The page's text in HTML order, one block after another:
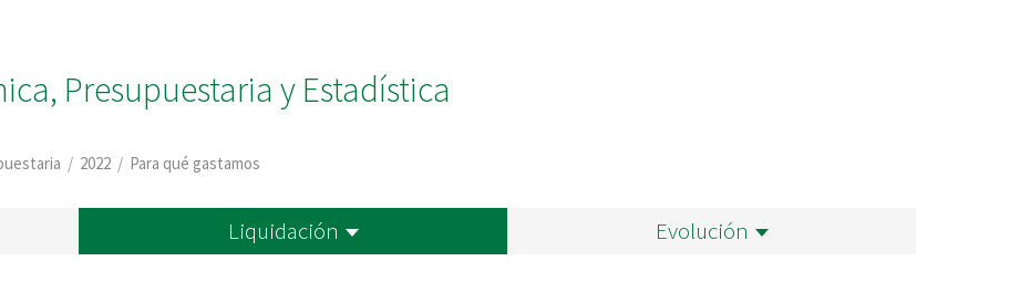
Presupuestaria y Estadística
/ 2022 / Para qué gastamos
Liquidación Evolución